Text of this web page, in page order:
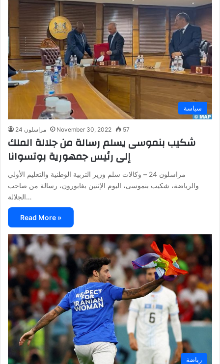
سياسة
مراسلون 24 November 30, 2022 57
شكيب بنموسى يسلم رسالة من جلالة الملك
إلى رئيس جمهورية بوتسوانا
مراسلون 24 – وكالات سلم وزير التربية الوطنية والتعليم الأولي
والرياضة، شكيب بنموسى، اليوم الإثنين بغابورون، رسالة من صاحب
الجلالة…
Read More »
رياضة